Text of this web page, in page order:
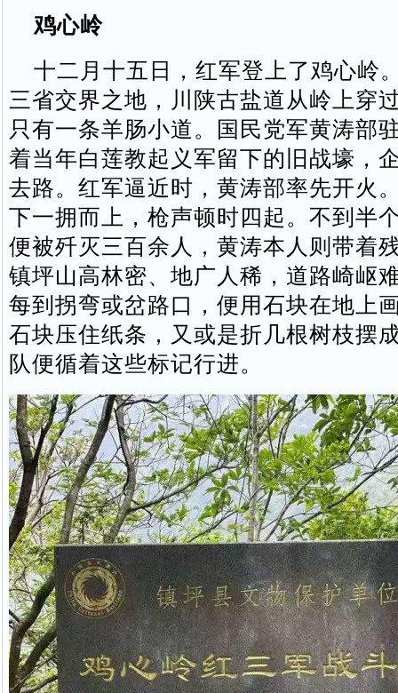
鸡心岭
十二月十五日，红军登上了鸡心岭
三省交界之地，川陕古盐道从岭上穿
只有一条羊肠小道。国民党军黄涛部
着当年白莲教起义军留下的旧战壕，
去路。红军逼近时，黄涛部率先开火
下一拥而上，枪声顿时四起。不到半
便被歼灭三百余人，黄涛本人则带着
镇坪山高林密、地广人稀，道路崎岖
每到拐弯或岔路口，便用石块在地上
石块压住纸条，又或是折几根树枝摆
队便循着这些标记行进。